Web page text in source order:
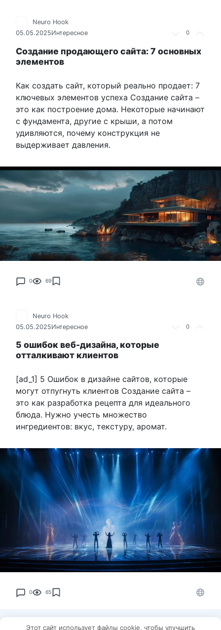
0
Neuro Hook
05.05.2025Интересное
Создание продающего сайта: 7 основных
элементов
Как создать сайт, который реально продает: 7
ключевых элементов успеха Создание сайта –
это как построение дома. Некоторые начинают
с фундамента, другие с крыши, а потом
удивляются, почему конструкция не
выдерживает давления.
0 69
0
Neuro Hook
05.05.2025Интересное
5 ошибок веб-дизайна, которые
отталкивают клиентов
[ad_1] 5 Ошибок в дизайне сайтов, которые
могут отпугнуть клиентов Создание сайта –
это как разработка рецепта для идеального
блюда. Нужно учесть множество
ингредиентов: вкус, текстуру, аромат.
0 65
Этот сайт использует файлы cookie, чтобы улучшить